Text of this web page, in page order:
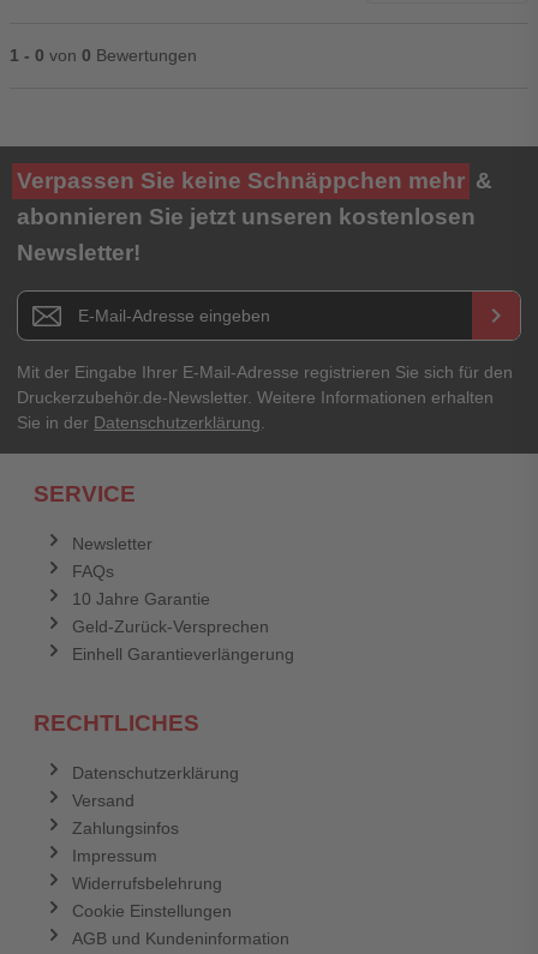
1 - 0 von 0 Bewertungen
Ihre Bewertung**
★★★★★
Titel**
E-Mail-Adresse
Ihr Passwort
Verpassen Sie keine Schnäppchen mehr &
abonnieren Sie jetzt unseren kostenlosen
Newsletter!
Newsletter E-Mail Adresse keyboard_arrow_right
Mit der Eingabe Ihrer E-Mail-Adresse registrieren Sie sich für den
Druckerzubehör.de-Newsletter. Weitere Informationen erhalten
Sie in der Datenschutzerklärung.
SERVICE
Newsletter
FAQs
10 Jahre Garantie
Geld-Zurück-Versprechen
Einhell Garantieverlängerung
RECHTLICHES
Datenschutzerklärung
Versand
Zahlungsinfos
Impressum
Widerrufsbelehrung
Cookie Einstellungen
AGB und Kundeninformation